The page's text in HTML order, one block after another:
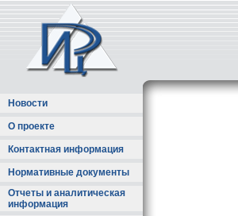
Новости
О проекте
Контактная информация
Нормативные документы
Отчеты и аналитическая
информация